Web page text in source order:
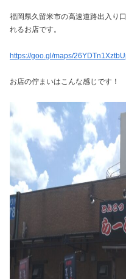
福岡県久留米市の高速道路出入り
れるお店です。
https://goo.gl/maps/
お店の佇まいはこんな感じです！